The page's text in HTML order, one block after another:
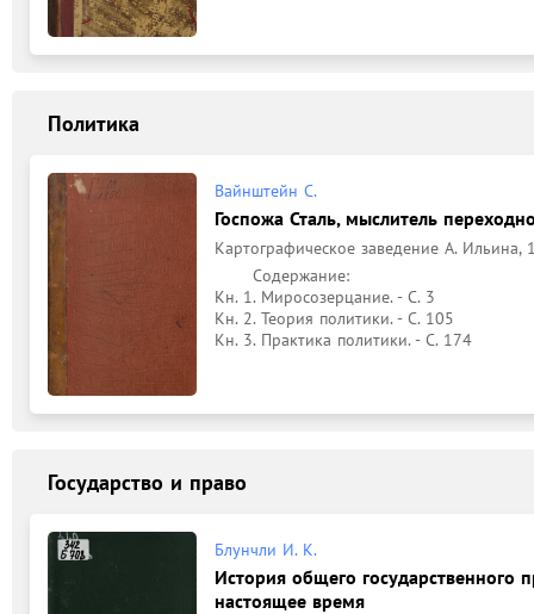
Политика
Вайнштейн С.
Госпожа Сталь, мыслитель
Картографическое заведение А. Ильина,
Кн. 1. Миросозерцание. - С. 3
Кн. 2. Теория политики. - С. 105
Кн. 3. Практика политики. - С. 174
Государство и право
Блунчли И. К.
История общего государственного
настоящее время